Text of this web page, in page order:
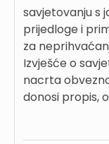
savjetovanju s
prijedloge i
za
Izvješće o
nacrta
donosi propis,